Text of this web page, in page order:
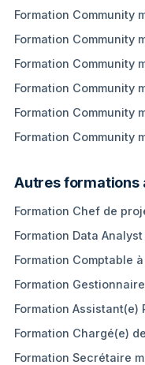
Formation Community
Formation Community
Formation Community
Formation Community
Formation Community
Formation Community
Autres formations
Formation Chef de
Formation Data
Formation Comptable
Formation
Formation Assistant(e)
Formation Chargé(e)
Formation Secrétaire